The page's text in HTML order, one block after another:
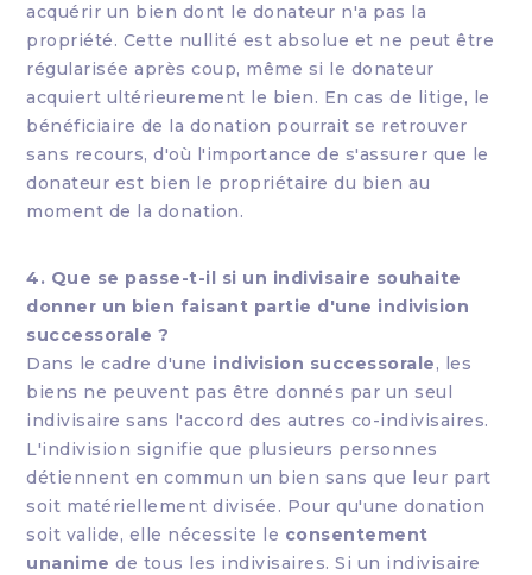
acquérir un bien dont le donateur n'a pas la
propriété. Cette nullité est absolue et ne peut être
régularisée après coup, même si le donateur
acquiert ultérieurement le bien. En cas de litige, le
bénéficiaire de la donation pourrait se retrouver
sans recours, d'où l'importance de s'assurer que le
donateur est bien le propriétaire du bien au
moment de la donation.
4. Que se passe-t-il si un indivisaire souhaite
donner un bien faisant partie d'une indivision
successorale ?
Dans le cadre d'une indivision successorale, les
biens ne peuvent pas être donnés par un seul
indivisaire sans l'accord des autres co-indivisaires.
L'indivision signifie que plusieurs personnes
détiennent en commun un bien sans que leur part
soit matériellement divisée. Pour qu'une donation
soit valide, elle nécessite le consentement
unanime de tous les indivisaires. Si un indivisaire